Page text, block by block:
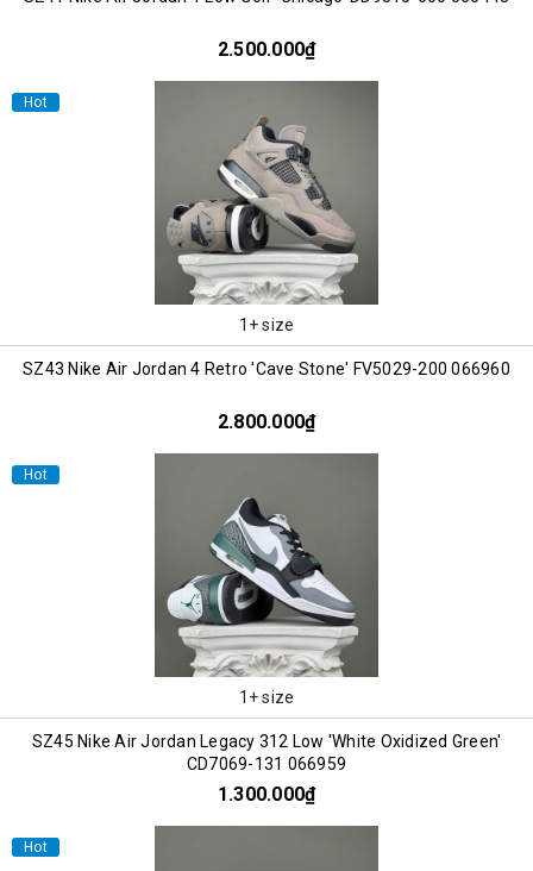
2.500.000₫
Hot
1+ size
SZ43 Nike Air Jordan 4 Retro 'Cave Stone' FV5029-200 066960
2.800.000₫
Hot
1+ size
SZ45 Nike Air Jordan Legacy 312 Low 'White Oxidized Green'
CD7069-131 066959
1.300.000₫
Hot